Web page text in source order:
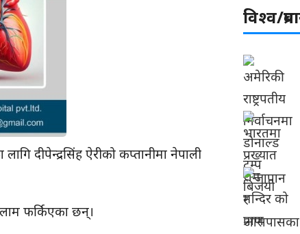
दीपेन्द्रसिंह ऐरीको कप्तानीमा नेपाली
फर्किएका छन्।
विश्व/